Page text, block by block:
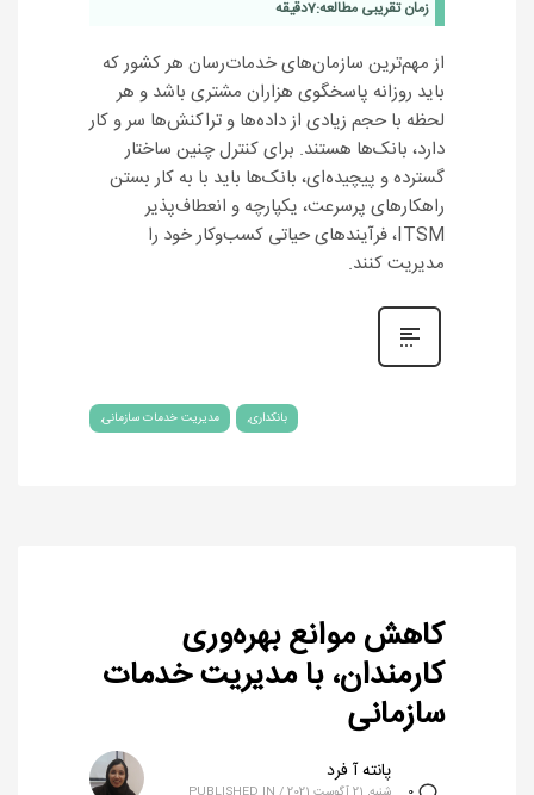
زمان تقریبی مطالعه:7دقیقه
از مهم‌ترین سازمان‌های خدمات‌رسان هر کشور که
باید روزانه پاسخگوی هزاران مشتری باشد و هر
لحظه با حجم زیادی از داده‌ها و تراکنش‌ها سر و کار
دارد، بانک‌ها هستند. برای کنترل چنین ساختار
گسترده و پیچیده‌ای، بانک‌ها باید با به کار بستن
راهکارهای پرسرعت، یکپارچه و انعطاف‌پذیر
ITSM، فرآیندهای حیاتی کسب‌وکار خود را
مدیریت ‌کنند.
بانکداری مدیریت خدمات سازمانی
کاهش موانع بهره‌وری
کارمندان، با مدیریت خدمات
سازمانی
پانته آ فرد